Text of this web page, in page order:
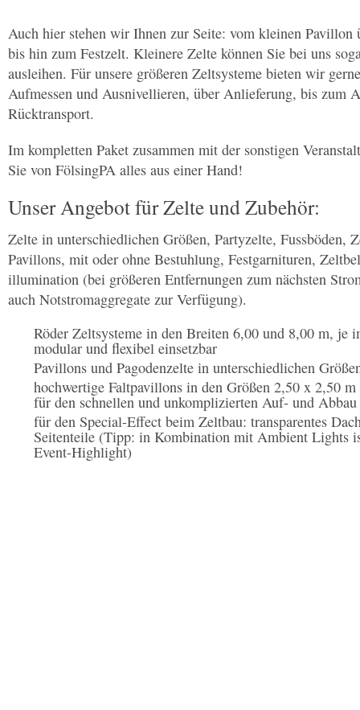
Auch hier stehen wir Ihnen zur Seite: vom kleinen Pavillon
bis hin zum Festzelt. Kleinere Zelte können Sie bei uns
ausleihen. Für unsere größeren Zeltsysteme bieten wir
Aufmessen und Ausnivellieren, über Anlieferung, bis zum
Rücktransport.
Im kompletten Paket zusammen mit der sonstigen
Sie von FölsingPA alles aus einer Hand!
Unser Angebot für Zelte und Zubehör:
Zelte in unterschiedlichen Größen, Partyzelte, Fussböden,
Pavillons, mit oder ohne Bestuhlung, Festgarnituren,
illumination (bei größeren Entfernungen zum nächsten
auch Notstromaggregate zur Verfügung).
Röder Zeltsysteme in den Breiten 6,00 und 8,00 m, je
modular und flexibel einsetzbar
Pavillons und Pagodenzelte in unterschiedlichen
hochwertige Faltpavillons in den Größen 2,50 x 2,50
für den schnellen und unkomplizierten Auf- und Abbau
für den Special-Effect beim Zeltbau: transparentes
Seitenteile (Tipp: in Kombination mit Ambient Lights
Event-Highlight)